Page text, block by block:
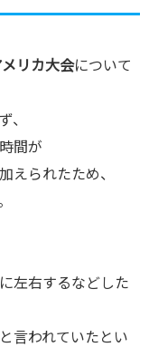
リカ大会について
、
間が
えられたため、
左右するなどした
と言われていたとい